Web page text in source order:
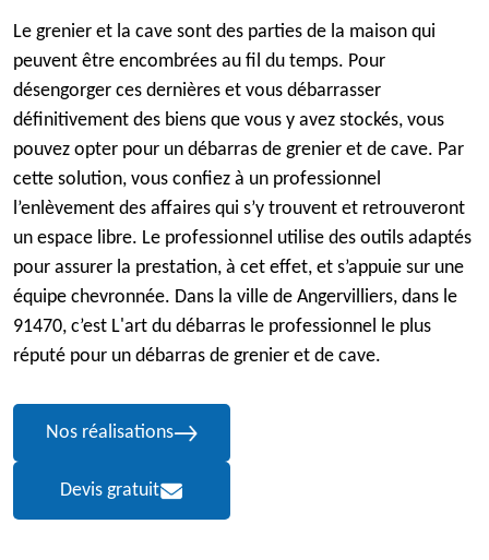
Le grenier et la cave sont des parties de la maison qui
peuvent être encombrées au fil du temps. Pour
désengorger ces dernières et vous débarrasser
définitivement des biens que vous y avez stockés, vous
pouvez opter pour un débarras de grenier et de cave. Par
cette solution, vous confiez à un professionnel
l’enlèvement des affaires qui s’y trouvent et retrouveront
un espace libre. Le professionnel utilise des outils adaptés
pour assurer la prestation, à cet effet, et s’appuie sur une
équipe chevronnée. Dans la ville de Angervilliers, dans le
91470, c’est L'art du débarras le professionnel le plus
réputé pour un débarras de grenier et de cave.
Nos réalisations
Devis gratuit